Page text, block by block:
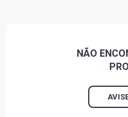
NÃO